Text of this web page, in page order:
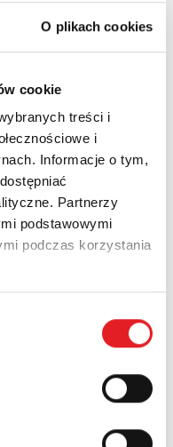
O plikach cookies
cookie
treści i
i
Informacje o tym,
Partnerzy
podstawowymi
podczas korzystania
oferty